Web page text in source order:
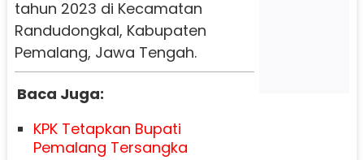
tahun 2023 di Kecamatan
Randudongkal, Kabupaten
Pemalang, Jawa Tengah.
Baca Juga:
KPK Tetapkan Bupati
Pemalang Tersangka